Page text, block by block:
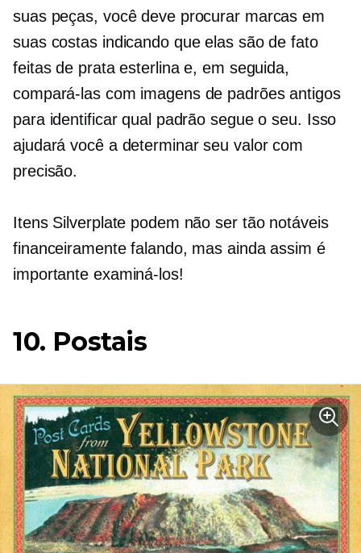
suas peças, você deve procurar marcas em
suas costas indicando que elas são de fato
feitas de prata esterlina e, em seguida,
compará-las com imagens de padrões antigos
para identificar qual padrão segue o seu. Isso
ajudará você a determinar seu valor com
precisão.
Itens Silverplate podem não ser tão notáveis ​​
financeiramente falando, mas ainda assim é
importante examiná-los!
10. Postais